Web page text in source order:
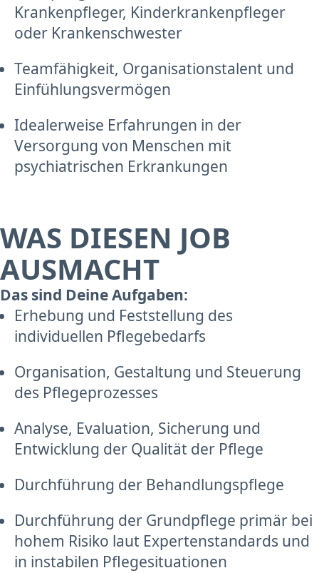
Krankenpfleger, Kinderkrankenpfleger
oder Krankenschwester
Teamfähigkeit, Organisationstalent und
Einfühlungsvermögen
Idealerweise Erfahrungen in der
Versorgung von Menschen mit
psychiatrischen Erkrankungen
WAS DIESEN JOB
AUSMACHT
Das sind Deine Aufgaben:
Erhebung und Feststellung des
individuellen Pflegebedarfs
Organisation, Gestaltung und Steuerung
des Pflegeprozesses
Analyse, Evaluation, Sicherung und
Entwicklung der Qualität der Pflege
Durchführung der Behandlungspflege
Durchführung der Grundpflege primär bei
hohem Risiko laut Expertenstandards und
in instabilen Pflegesituationen